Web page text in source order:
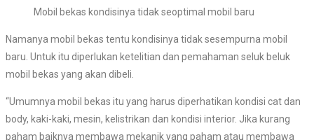
Mobil bekas kondisinya tidak seoptimal mobil baru
Namanya mobil bekas tentu kondisinya tidak sesempurna mobil
baru. Untuk itu diperlukan ketelitian dan pemahaman seluk beluk
mobil bekas yang akan dibeli.
“Umumnya mobil bekas itu yang harus diperhatikan kondisi cat dan
body, kaki-kaki, mesin, kelistrikan dan kondisi interior. Jika kurang
paham baiknya membawa mekanik yang paham atau membawa